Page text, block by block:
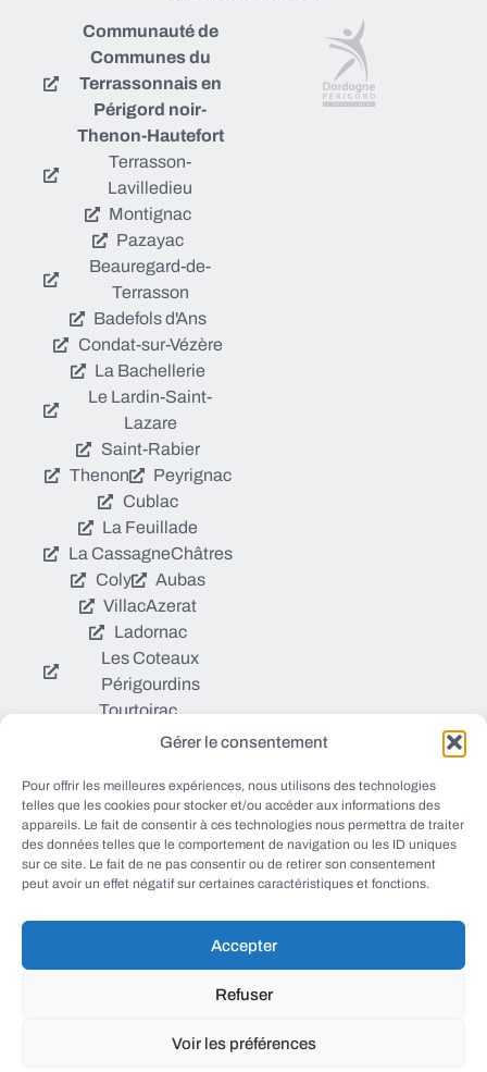
Gérer le consentement
Pour offrir les meilleures expériences, nous utilisons des technologies
telles que les cookies pour stocker et/ou accéder aux informations des
appareils. Le fait de consentir à ces technologies nous permettra de traiter
des données telles que le comportement de navigation ou les ID uniques
sur ce site. Le fait de ne pas consentir ou de retirer son consentement
peut avoir un effet négatif sur certaines caractéristiques et fonctions.
Accepter
Refuser
Voir les préférences
Communauté de
Communes du
Terrassonnais en
Périgord noir-
Thenon-Hautefort
Terrasson-
Lavilledieu
Montignac
Pazayac
Beauregard-de-
Terrasson
Badefols d'Ans
Condat-sur-Vézère
La Bachellerie
Le Lardin-Saint-
Lazare
Saint-Rabier
Thenon
Peyrignac
Cublac
La Feuillade
La CassagneChâtres
Coly
Aubas
VillacAzerat
Ladornac
Les Coteaux
Périgourdins
Tourtoirac
© EWANEWS tous droits
réservés
https://ewanews.com/fee
d/
Qui sommes nous ?
Sources et Blogs
Numéros utiles
conception FORMACREA